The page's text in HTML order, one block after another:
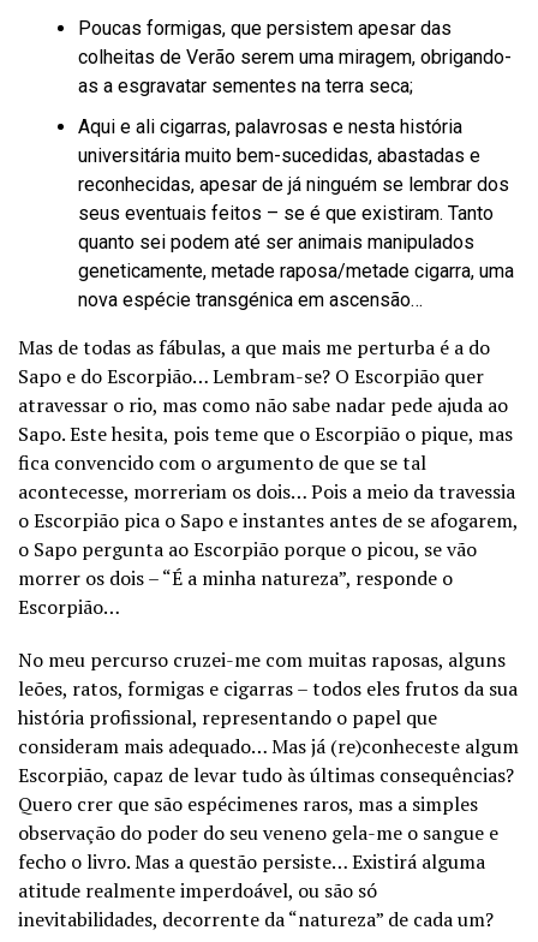
Poucas formigas, que persistem apesar das
colheitas de Verão serem uma miragem, obrigando-
as a esgravatar sementes na terra seca;
Aqui e ali cigarras, palavrosas e nesta história
universitária muito bem-sucedidas, abastadas e
reconhecidas, apesar de já ninguém se lembrar dos
seus eventuais feitos – se é que existiram. Tanto
quanto sei podem até ser animais manipulados
geneticamente, metade raposa/metade cigarra, uma
nova espécie transgénica em ascensão…
Mas de todas as fábulas, a que mais me perturba é a do
Sapo e do Escorpião… Lembram-se? O Escorpião quer
atravessar o rio, mas como não sabe nadar pede ajuda ao
Sapo. Este hesita, pois teme que o Escorpião o pique, mas
fica convencido com o argumento de que se tal
acontecesse, morreriam os dois… Pois a meio da travessia
o Escorpião pica o Sapo e instantes antes de se afogarem,
o Sapo pergunta ao Escorpião porque o picou, se vão
morrer os dois – “É a minha natureza”, responde o
Escorpião…
No meu percurso cruzei-me com muitas raposas, alguns
leões, ratos, formigas e cigarras – todos eles frutos da sua
história profissional, representando o papel que
consideram mais adequado… Mas já (re)conheceste algum
Escorpião, capaz de levar tudo às últimas consequências?
Quero crer que são espécimenes raros, mas a simples
observação do poder do seu veneno gela-me o sangue e
fecho o livro. Mas a questão persiste… Existirá alguma
atitude realmente imperdoável, ou são só
inevitabilidades, decorrente da “natureza” de cada um?